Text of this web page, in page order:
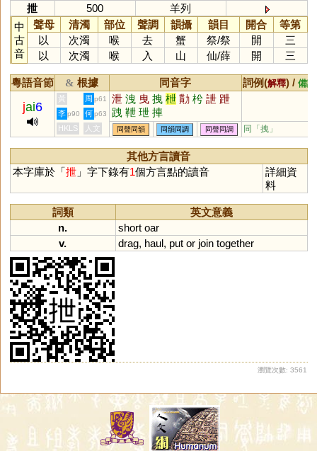
抴
500
羊列
中
古
音
聲母 清濁 部位 聲調 韻攝 韻目 開合
等第
以
次濁 喉 去 蟹 祭/祭 開
三
以
次濁 喉 入 山 仙/薛 開 三
粵語音節 & 根據 同音字 詞例(解釋) / 備註
jai6
黃 周 p61 泄 洩 曳 拽 枻 勩 枍 詍 跇
跩 靾 玴 捙
李 p90 何 p63
HKLS 人文 同聲同韻 同韻同調 同聲同調 同「拽 」
其他方言讀音
本字庫於「抴」字下錄有1個方言點的讀音
詳細資
料
詞類
英文意義
n.
short oar
v.
drag, haul, put or join together
瀏覽次數: 3561